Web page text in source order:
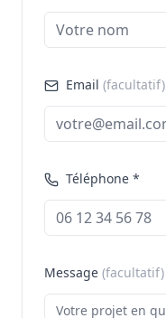
Email (facultatif)
Téléphone *
Message (facultatif)